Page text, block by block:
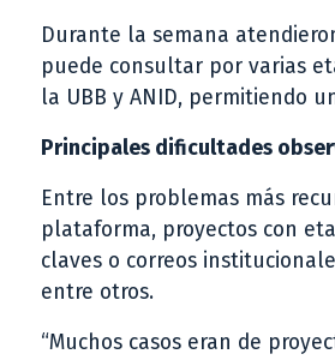
Durante la semana
puede consultar por varias
la UBB y ANID, permitiendo
Principales dificultades
Entre los problemas más
plataforma, proyectos con
claves o correos
entre otros.
“Muchos casos eran de